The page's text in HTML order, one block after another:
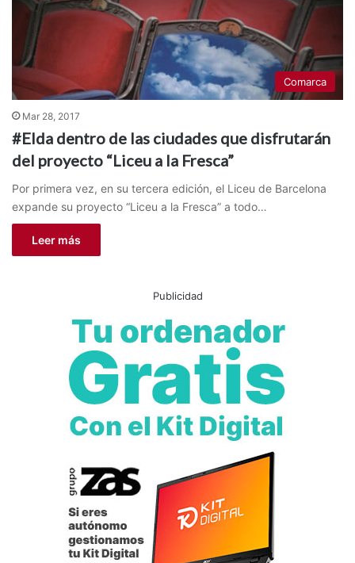
Comarca
Mar 28, 2017
#Elda dentro de las ciudades que disfrutarán
del proyecto “Liceu a la Fresca”
Por primera vez, en su tercera edición, el Liceu de Barcelona
expande su proyecto “Liceu a la Fresca” a todo…
Leer más
Publicidad